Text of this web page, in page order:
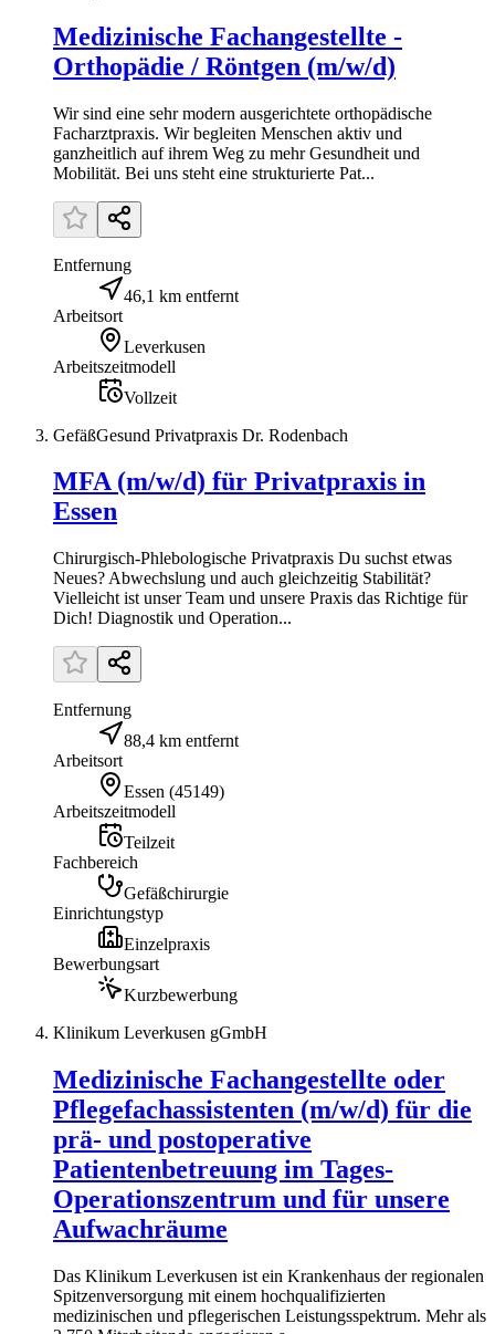
Medizinische Fachangestellte -
Orthopädie / Röntgen (m/w/d)
Wir sind eine sehr modern ausgerichtete orthopädische
Facharztpraxis. Wir begleiten Menschen aktiv und
ganzheitlich auf ihrem Weg zu mehr Gesundheit und
Mobilität. Bei uns steht eine strukturierte Pat...
Entfernung
46,1 km entfernt
Arbeitsort
Leverkusen
Arbeitszeitmodell
Vollzeit
GefäßGesund Privatpraxis Dr. Rodenbach
MFA (m/w/d) für Privatpraxis in
Essen
Chirurgisch-Phlebologische Privatpraxis Du suchst etwas
Neues? Abwechslung und auch gleichzeitig Stabilität?
Vielleicht ist unser Team und unsere Praxis das Richtige für
Dich! Diagnostik und Operation...
Entfernung
88,4 km entfernt
Arbeitsort
Essen (45149)
Arbeitszeitmodell
Teilzeit
Fachbereich
Gefäßchirurgie
Einrichtungstyp
Einzelpraxis
Bewerbungsart
Kurzbewerbung
Klinikum Leverkusen gGmbH
Medizinische Fachangestellte oder
Pflegefachassistenten (m/w/d) für die
prä- und postoperative
Patientenbetreuung im Tages-
Operationszentrum und für unsere
Aufwachräume
Das Klinikum Leverkusen ist ein Krankenhaus der regionalen
Spitzenversorgung mit einem hochqualifizierten
medizinischen und pflegerischen Leistungsspektrum. Mehr als